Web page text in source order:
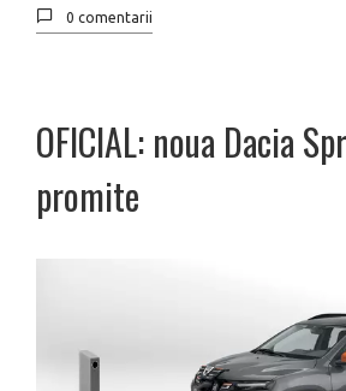
0 comentarii
OFICIAL: noua Dacia
promite